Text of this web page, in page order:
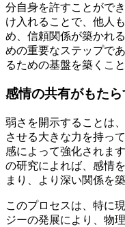
分自身を許すことがで
け入れることで、他人
め、信頼関係が築かれ
めの重要なステップで
るための基盤を築くこ
感情の共有がもた
弱さを開示することは
させる大きな力を持っ
感によって強化されま
の研究によれば、感情
まり、より深い関係を
このプロセスは、特に
ジーの発展により、物